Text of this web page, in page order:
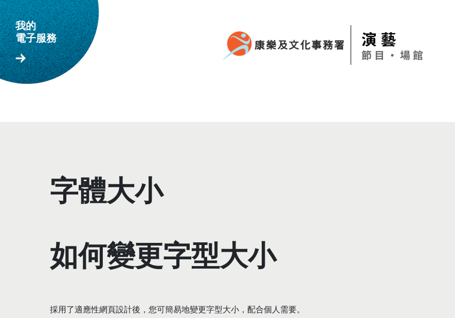
跳到主要内容
我的
電子服務
字體大小
如何變更字型大小
採用了適應性網頁設計後，您可簡易地變更字型大小，配合個人需要。